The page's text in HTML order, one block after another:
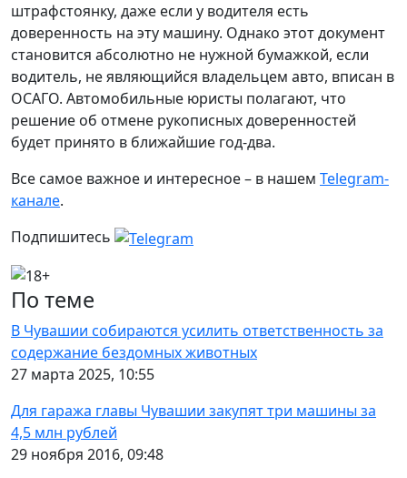
штрафстоянку, даже если у водителя есть
доверенность на эту машину. Однако этот документ
становится абсолютно не нужной бумажкой, если
водитель, не являющийся владельцем авто, вписан в
ОСАГО. Автомобильные юристы полагают, что
решение об отмене рукописных доверенностей
будет принято в ближайшие год-два.
Все самое важное и интересное – в нашем Telegram-
канале.
Подпишитесь
По теме
В Чувашии собираются усилить ответственность за
содержание бездомных животных
27 марта 2025, 10:55
Для гаража главы Чувашии закупят три машины за
4,5 млн рублей
29 ноября 2016, 09:48